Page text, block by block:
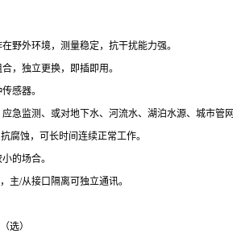
野外环境，测量稳定，抗干扰能力强。
，独立更换，即插即用。
感器。
急监测、或对地下水、河流水、湖泊水源、城市管
腐蚀，可长时间连续正常工作。
的场合。
主/从接口隔离可独立通讯。
选）